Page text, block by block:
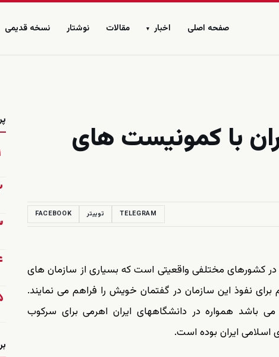
صفحه اصلی اخبار ▾ مقالات نوشتار نسخه قدیمی
با کمونیست های
TELEGRAM توییتر FACEBOOK
کشورهای مختلفی واقعیتی است که بسیاری از سازمان های
نفوذ این سازمان در گفتمان خویش را فراهم می نمایند.
باشد همواره در دانشگاههای ایران اهرمی برای سرکوب
ایران بوده است.